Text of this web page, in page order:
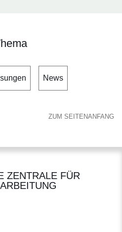
News
ZUM SEITENANFANG
ZENTRALE FÜR